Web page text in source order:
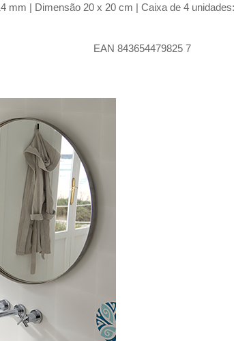
mm | Dimensão 20 x 20 cm | Caixa de 4
EAN 843654479825 7